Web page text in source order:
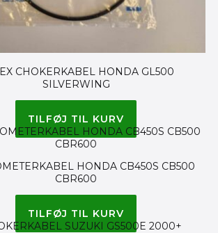
CHOKERKABEL HONDA GL500
SILVERWING
TILFØJ TIL KURV
HONDA CB450S CB500
CBR600
TILFØJ TIL KURV